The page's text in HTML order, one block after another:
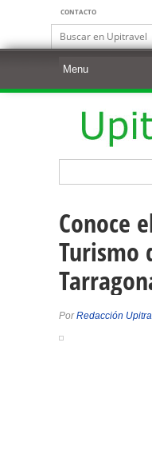
CONTACTO
Conoce
Turismo
PorRedacción